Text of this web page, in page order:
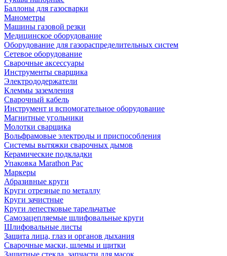
Баллоны для газосварки
Манометры
Машины газовой резки
Медицинское оборудование
Оборудование для газораспределительных систем
Сетевое оборудование
Сварочные аксессуары
Инструменты сварщика
Электрододержатели
Клеммы заземления
Сварочный кабель
Инструмент и вспомогательное оборудование
Магнитные угольники
Молотки сварщика
Вольфрамовые электроды и приспособления
Системы вытяжки сварочных дымов
Керамические подкладки
Упаковка Marathon Pac
Маркеры
Абразивные круги
Круги отрезные по металлу
Круги зачистные
Круги лепестковые тарельчатые
Самозацепляемые шлифовальные круги
Шлифовальные листы
Защита лица, глаз и органов дыхания
Сварочные маски, шлемы и щитки
Защитные стекла, запчасти для масок